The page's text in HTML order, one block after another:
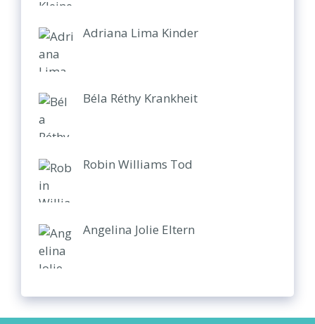
Adriana Lima Kinder
Béla Réthy Krankheit
Robin Williams Tod
Angelina Jolie Eltern